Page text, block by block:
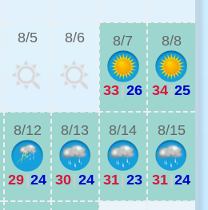
8/5 8/6 8/7
33 26
8/8
34 25
8/12
29 24
8/13
30 24
8/14
31 23
8/15
31 24